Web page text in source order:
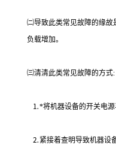
㈡导致此类常见故障的缘
负载增加。
㈢清清此类常见故障的方式:
⒈*将机器设备的开关电源
⒉紧接着查明导致机器设